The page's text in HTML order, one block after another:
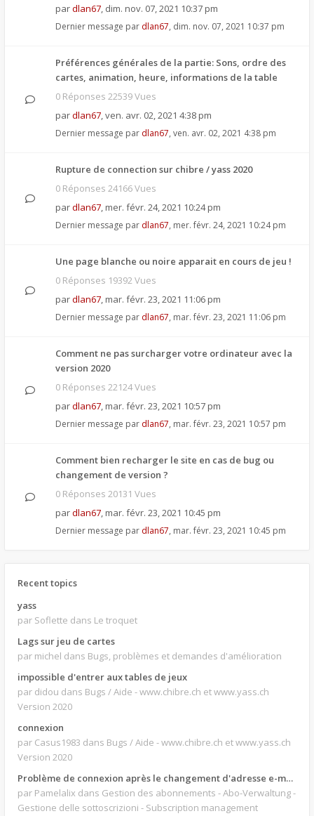
pardlan67, dim. nov. 07, 2021 10:37 pm
Dernier message par dlan67, dim. nov. 07, 2021 10:37 pm
Préférences générales de la partie: Sons, ordre des
cartes, animation, heure, informations de la table
0 Réponses 22539 Vues
pardlan67,ven. avr. 02, 2021 4:38 pm
Dernier message par dlan67, ven. avr. 02, 2021 4:38 pm
Rupture de connection sur chibre / yass 2020
0 Réponses 24166 Vues
pardlan67, mer. févr. 24, 2021 10:24 pm
Dernier message par dlan67, mer. févr. 24, 2021 10:24 pm
Une page blanche ou noire apparait en cours de jeu !
0 Réponses 19392 Vues
pardlan67, mar. févr. 23, 2021 11:06 pm
Dernier message par dlan67, mar. févr. 23, 2021 11:06 pm
Comment ne pas surcharger votre ordinateur avec la
version 2020
0 Réponses 22124 Vues
pardlan67, mar. févr. 23, 2021 10:57 pm
Dernier message par dlan67, mar. févr. 23, 2021 10:57 pm
Comment bien recharger le site en cas de bug ou
changement de version ?
0 Réponses 20131 Vues
pardlan67, mar. févr. 23, 2021 10:45 pm
Dernier message par dlan67, mar. févr. 23, 2021 10:45 pm
Recent topics
yass
par Soflette dans Le troquet
Lags sur jeu de cartes
par michel dans Bugs, problèmes et demandes d'amélioration
impossible d'entrer aux tables de jeux
par didou dans Bugs / Aide - www.chibre.ch et www.yass.ch
Version 2020
connexion
par Casus1983 dans Bugs / Aide - www.chibre.ch et www.yass.ch
Version 2020
Problème de connexion après le changement d'adresse e-mail.
par Pamelalix dans Gestion des abonnements - Abo-Verwaltung -
Gestione delle sottoscrizioni - Subscription management